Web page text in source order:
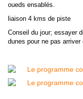
oueds ensablés.
liaison 4 kms de piste
Conseil du jour; essayer
dunes pour ne pas arriver